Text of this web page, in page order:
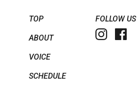
TOP
ABOUT
VOICE
SCHEDULE
FOLLOW US